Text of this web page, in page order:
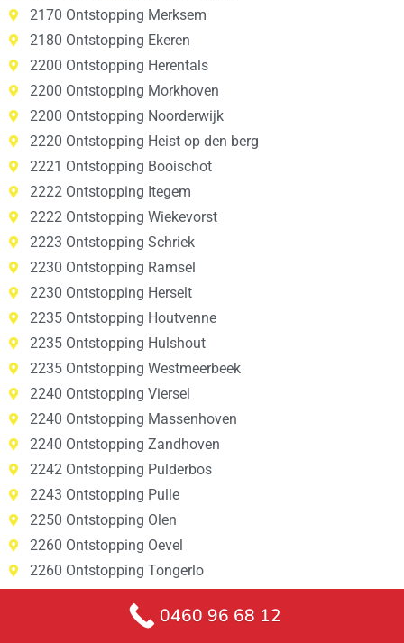
2170 Ontstopping Merksem
2180 Ontstopping Ekeren
2200 Ontstopping Herentals
2200 Ontstopping Morkhoven
2200 Ontstopping Noorderwijk
2220 Ontstopping Heist op den berg
2221 Ontstopping Booischot
2222 Ontstopping Itegem
2222 Ontstopping Wiekevorst
2223 Ontstopping Schriek
2230 Ontstopping Ramsel
2230 Ontstopping Herselt
2235 Ontstopping Houtvenne
2235 Ontstopping Hulshout
2235 Ontstopping Westmeerbeek
2240 Ontstopping Viersel
2240 Ontstopping Massenhoven
2240 Ontstopping Zandhoven
2242 Ontstopping Pulderbos
2243 Ontstopping Pulle
2250 Ontstopping Olen
2260 Ontstopping Oevel
2260 Ontstopping Tongerlo
2260 Ontstopping Zoerle-Parwijs
0460 96 68 12